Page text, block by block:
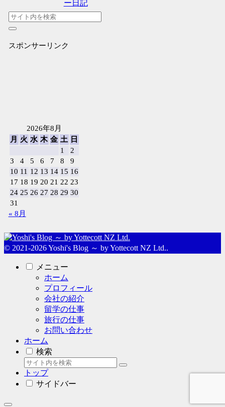
ー日記
スポンサーリンク
2026年8月
月
火 水 木 金 土
日
1
2
3
4 5 6 7 8
9
10 11 12 13 14 15 16
17 18 19 20 21 22 23
24 25 26 27 28 29 30
31
« 8月
© 2021-2026 Yoshi's Blog ～ by Yottecott NZ Ltd..
メニュー
ホーム
プロフィール
会社の紹介
留学の仕事
旅行の仕事
お問い合わせ
ホーム
検索
トップ
サイドバー